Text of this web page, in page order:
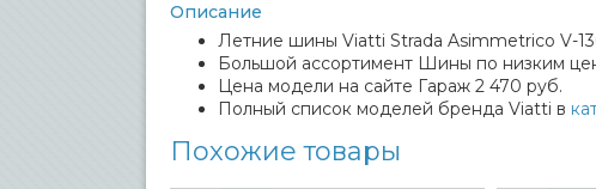
Описание
Летние шины Viatti Strada Asimmetrico V-
Большой ассортимент Шины по низким
Цена модели на сайте Гараж 2 470 руб.
Полный список моделей бренда Viatti в
Похожие товары